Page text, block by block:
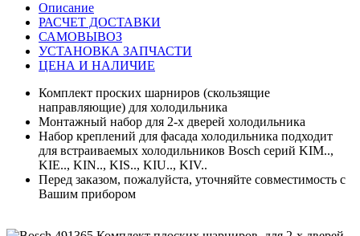
Описание
РАСЧЕТ ДОСТАВКИ
САМОВЫВОЗ
УСТАНОВКА ЗАПЧАСТИ
ЦЕНА И НАЛИЧИЕ
Комплект проских шарниров (скользящие
направляющие) для холодильника
Монтажный набор для 2-х дверей холодильника
Набор креплений для фасада холодильника подходит
для встраиваемых холодильников Bosch серий KIM..,
KIE.., KIN.., KIS.., KIU.., KIV..
Перед заказом, пожалуйста, уточняйте совместимость с
Вашим прибором